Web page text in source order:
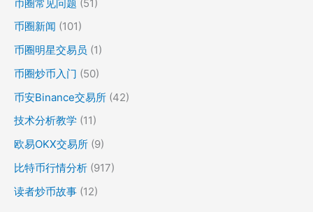
币圈常见问题 (51)
币圈新闻 (101)
币圈明星交易员 (1)
币圈炒币入门 (50)
币安Binance交易所 (42)
技术分析教学 (11)
欧易OKX交易所 (9)
比特币行情分析 (917)
读者炒币故事 (12)